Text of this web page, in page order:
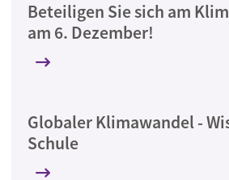
Beteiligen Sie sich am
am 6. Dezember!
Globaler Klimawandel -
Schule